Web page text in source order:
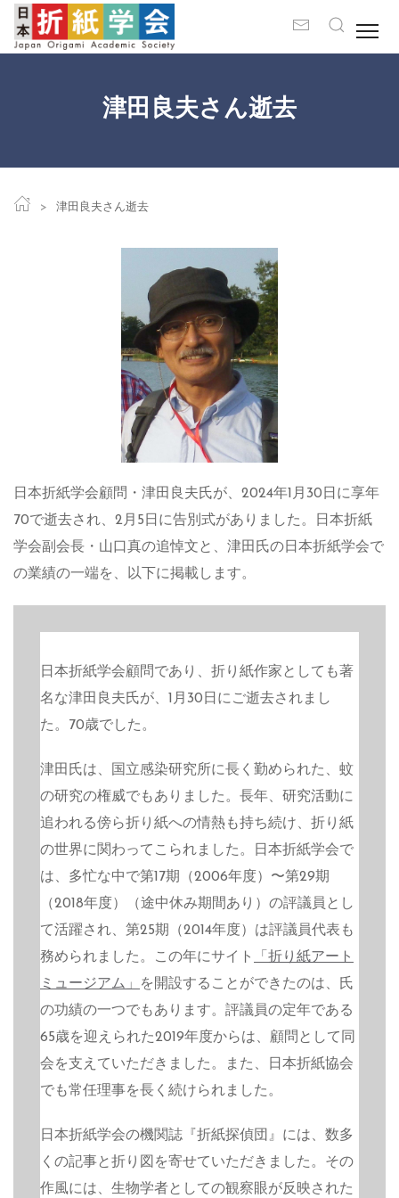
津田良夫さん逝去
津田良夫さん逝去
日本折紙学会顧問・津田良夫氏が、2024年1月30日に享年
70で逝去され、2月5日に告別式がありました。日本折紙
学会副会長・山口真の追悼文と、津田氏の日本折紙学会で
の業績の一端を、以下に掲載します。
日本折紙学会顧問であり、折り紙作家としても著
名な津田良夫氏が、1月30日にご逝去されまし
た。70歳でした。
津田氏は、国立感染研究所に長く勤められた、蚊
の研究の権威でもありました。長年、研究活動に
追われる傍ら折り紙への情熱も持ち続け、折り紙
の世界に関わってこられました。日本折紙学会で
は、多忙な中で第17期（2006年度）〜第29期
（2018年度）（途中休み期間あり）の評議員とし
て活躍され、第25期（2014年度）は評議員代表も
務められました。この年にサイト
「折り紙アート
ミュージアム」
を開設することができたのは、氏
の功績の一つでもあります。評議員の定年である
65歳を迎えられた2019年度からは、顧問として同
会を支えていただきました。また、日本折紙協会
でも常任理事を長く続けられました。
日本折紙学会の機関誌『折紙探偵団』には、数多
くの記事と折り図を寄せていただきました。その
作風には、生物学者としての観察眼が反映された